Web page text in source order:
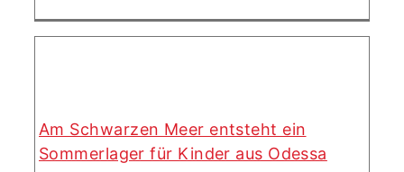
Am Schwarzen Meer entsteht ein
Sommerlager für Kinder aus Odessa